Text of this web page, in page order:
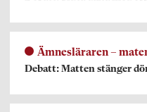
Ämnesläraren –
Debatt: Matten stänger